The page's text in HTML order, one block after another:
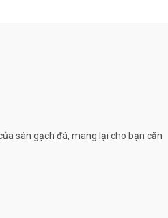
sàn gạch đá, mang lại cho bạn căn